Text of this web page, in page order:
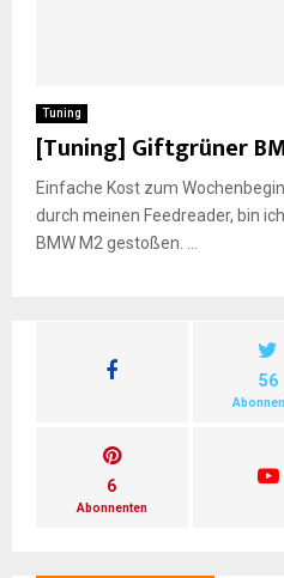
E
N
U
Tuning
[Tuning] Giftgrüner
Einfache Kost zum
durch meinen Feedreader, bin
BMW M2 gestoßen. ...
56
6
Abonnenten